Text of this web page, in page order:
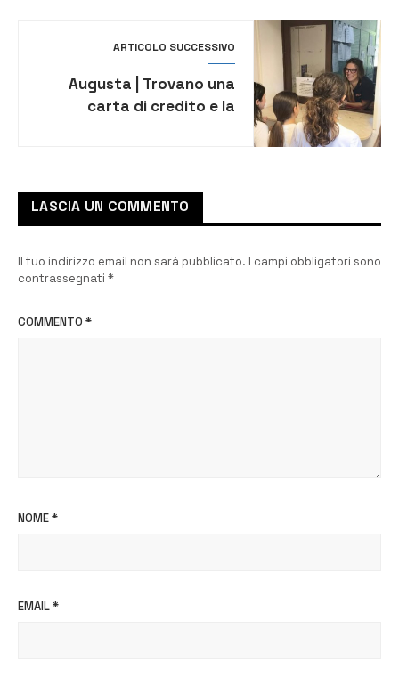
ARTICOLO SUCCESSIVO
Augusta | Trovano una
carta di credito e la
LASCIA UN COMMENTO
Il tuo indirizzo email non sarà pubblicato. I campi obbligatori sono
contrassegnati *
COMMENTO *
NOME*
EMAIL*